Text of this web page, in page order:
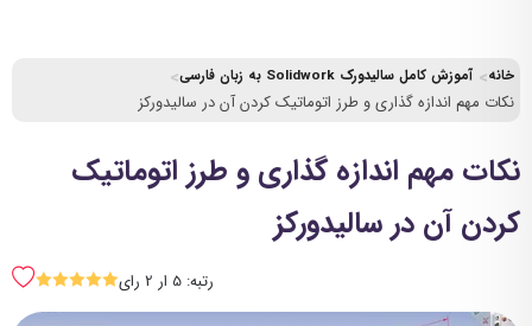
خانه آموزش کامل سالیدورک Solidwork به زبان فارسی
نکات مهم اندازه گذاری و طرز اتوماتیک کردن آن در سالیدورکز
نکات مهم اندازه گذاری و طرز اتوماتیک
کردن آن در سالیدورکز
رتبه: 5 ار 2 رای SSSSS